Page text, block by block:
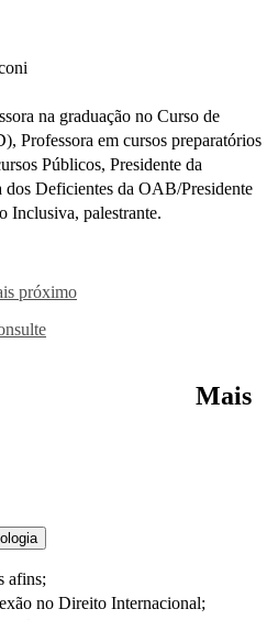
na graduação no Curso de
Professora em cursos preparatórios
Públicos, Presidente da
Deficientes da OAB/Presidente
Inclusiva, palestrante.
próximo
Mais
afins;
no Direito Internacional;